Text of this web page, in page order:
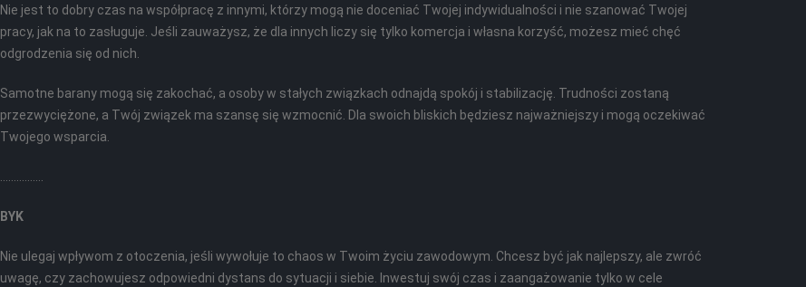
Nie jest to dobry czas na współpracę z innymi, którzy mogą nie doceniać Twojej indywidualności i nie szanować Twojej
pracy, jak na to zasługuje. Jeśli zauważysz, że dla innych liczy się tylko komercja i własna korzyść, możesz mieć chęć
odgrodzenia się od nich.
Samotne barany mogą się zakochać, a osoby w stałych związkach odnajdą spokój i stabilizację. Trudności zostaną
przezwyciężone, a Twój związek ma szansę się wzmocnić. Dla swoich bliskich będziesz najważniejszy i mogą oczekiwać
Twojego wsparcia.
................
BYK
Nie ulegaj wpływom z otoczenia, jeśli wywołuje to chaos w Twoim życiu zawodowym. Chcesz być jak najlepszy, ale zwróć
uwagę, czy zachowujesz odpowiedni dystans do sytuacji i siebie. Inwestuj swój czas i zaangażowanie tylko w cele